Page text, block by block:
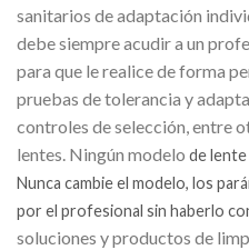
sanitarios de adaptación
debe siempre acudir a un
para que le realice de forma
pruebas de tolerancia y
controles de selección, entre
lentes. Ningún modelo de
Nunca cambie el modelo, los
por el profesional sin haberlo
soluciones y productos de